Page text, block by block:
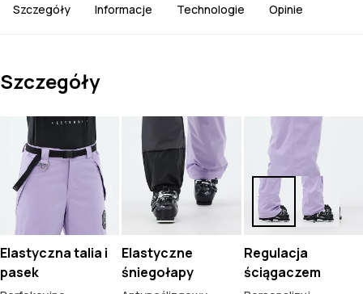
Szczegóły Informacje Technologie Opinie
Szczegóły
Elastyczna talia i
pasek
Elastyczne
śniegołapy
Regulacja
ściągaczem